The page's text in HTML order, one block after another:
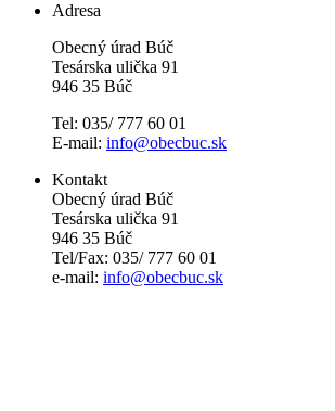
Adresa
Obecný úrad Búč
Tesárska ulička 91
946 35 Búč
Tel: 035/ 777 60 01
E-mail: info@obecbuc.sk
Kontakt
Obecný úrad Búč
Tesárska ulička 91
946 35 Búč
Tel/Fax: 035/ 777 60 01
e-mail: info@obecbuc.sk